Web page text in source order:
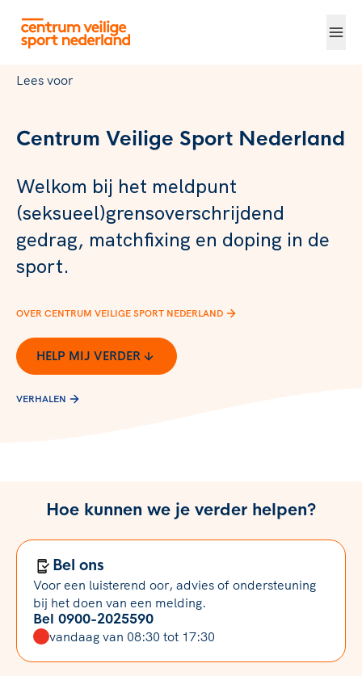
Lees voor
Centrum Veilige Sport Nederland
Welkom bij het meldpunt
(seksueel)grensoverschrijdend
gedrag, matchfixing en doping in de
sport.
OVER CENTRUM VEILIGE SPORT NEDERLAND
HELP MIJ VERDER
VERHALEN
Hoe kunnen we je verder helpen?
Bel ons
Voor een luisterend oor, advies of ondersteuning
bij het doen van een melding.
Bel 0900-2025590
vandaag van 08:30 tot 17:30